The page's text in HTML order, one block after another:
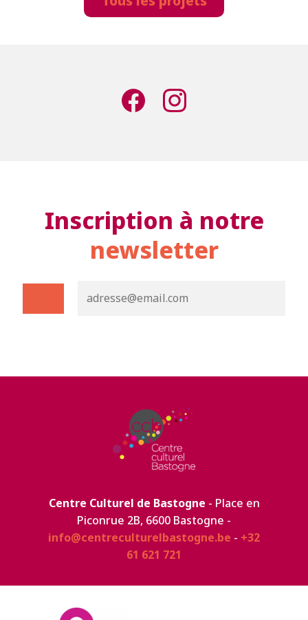
Inscription à notre
newsletter
Centre Culturel de Bastogne - Place en
Piconrue 2B, 6600 Bastogne -
info@centreculturelbastogne.be - +32
61 621 721